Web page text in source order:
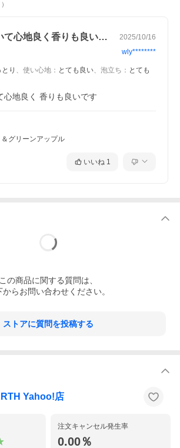
いところに保管してください。
でいるため、まれに変色・沈殿物が出ること
同会社
意ください】EARTHEARTは美容室Hair &
ベートブランドです。 楽天市場での公式直
EARTH 楽天市場店』のみとなっておりま
。 このような場合には安全性や品質の保証
ご注意ください。また、当店以外でご購入
返品・交換・商品不良等の各種対応は一切
いつも使っていて心地良く香りも良いです 2025/10/16
wly********
とり 、 使い心地 ： とても良い、 泡立ち ： とても
心地良く 香りも良いです
グリーンアップル
いいね 1
この商品に関する質問は、
からお問い合わせください。
ストアに質問を投稿する
Yahoo!店
注文キャンセル発生率
0.00％